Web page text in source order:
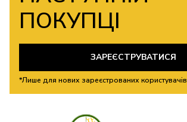
ПОКУПЦІ
ЗАРЕЄСТРУВАТИСЯ
*Лише для нових зареєстрованих користувачів